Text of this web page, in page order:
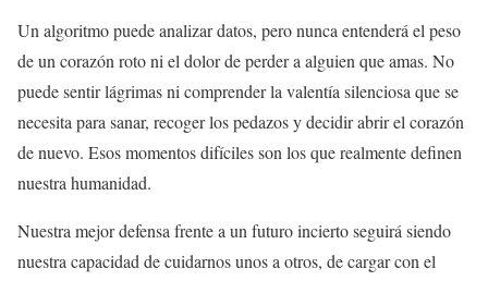
Un algoritmo puede analizar datos, pero nunca entenderá el peso
de un corazón roto ni el dolor de perder a alguien que amas. No
puede sentir lágrimas ni comprender la valentía silenciosa que se
necesita para sanar, recoger los pedazos y decidir abrir el corazón
de nuevo. Esos momentos difíciles son los que realmente definen
nuestra humanidad.
Nuestra mejor defensa frente a un futuro incierto seguirá siendo
nuestra capacidad de cuidarnos unos a otros, de cargar con el